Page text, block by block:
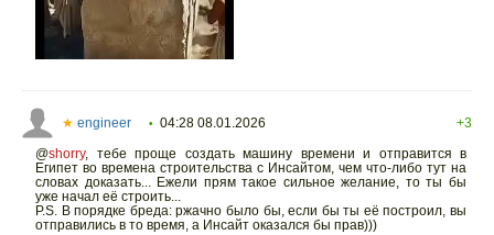
★ engineer • 04:28 08.01.2026
+3
@shorry, тебе проще создать машину времени и отправится в
Египет во времена строительства с Инсайтом, чем что-либо тут на
словах доказать... Ежели прям такое сильное желание, то ты бы
уже начал её строить...
P.S. В порядке бреда: ржачно было бы, если бы ты её построил, вы
отправились в то время, а Инсайт оказался бы прав)))